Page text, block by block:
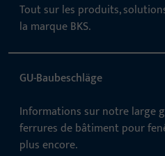
Tout sur les produits,
la marque BKS.
GU-Baubeschläge
Informations sur notre large
ferrures de bâtiment pour
plus encore.